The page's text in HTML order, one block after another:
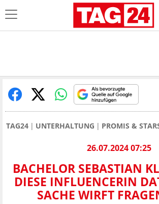
TAG24 UNTERHALTUNG PROMIS &
26.07.2024 07:25
BACHELOR SEBASTIAN
DIESE INFLUENCERIN
SACHE WIRFT